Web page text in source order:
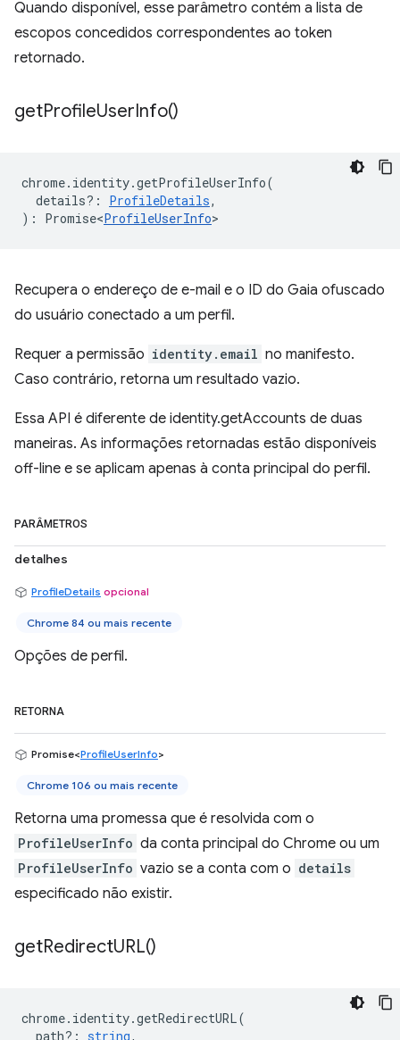
Quando disponível, esse parâmetro contém a lista de
escopos concedidos correspondentes ao token
retornado.
getProfileUserInfo()
chrome. identity.getProfileUserInfo(
details? : ProfileDetails,
) : Promise<ProfileUserInfo>
Recupera o endereço de e-mail e o ID do Gaia ofuscado
do usuário conectado a um perfil.
Requer a permissão identity.email no manifesto.
Caso contrário, retorna um resultado vazio.
Essa API é diferente de identity.getAccounts de duas
maneiras. As informações retornadas estão disponíveis
off-line e se aplicam apenas à conta principal do perfil.
PARÂMETROS
detalhes
ProfileDetails opcional
Chrome 84 ou mais recente
Opções de perfil.
RETORNA
Promise<ProfileUserInfo>
Chrome 106 ou mais recente
Retorna uma promessa que é resolvida com o
ProfileUserInfo da conta principal do Chrome ou um
ProfileUserInfo vazio se a conta com o details
especificado não existir.
getRedirectURL()
chrome. identity.getRedirectURL(
path? : string,